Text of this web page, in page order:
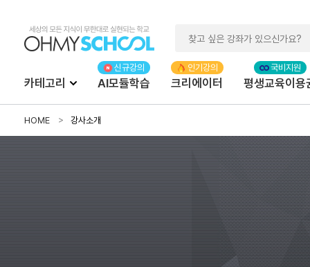
카테고리 AI모듈학습 크리에이터 평생교육이용
HOME 강사소개